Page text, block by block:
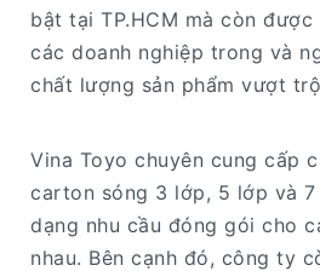
bật tại TP.HCM mà còn
các doanh nghiệp trong và
chất lượng sản phẩm vượt
Vina Toyo chuyên cung cấp
carton sóng 3 lớp, 5 lớp và
dạng nhu cầu đóng gói cho
nhau. Bên cạnh đó, công ty